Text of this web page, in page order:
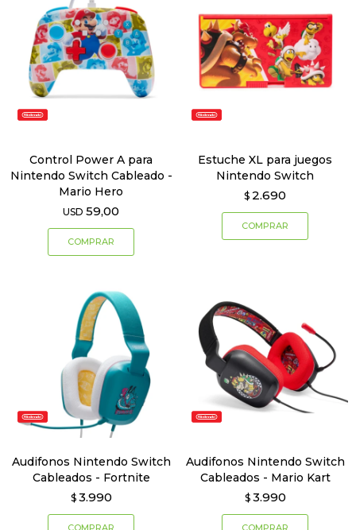
Control Power A para
Nintendo Switch Cableado -
Mario Hero
USD 59,00
Estuche XL para juegos
Nintendo Switch
$ 2.690
Audifonos Nintendo Switch
Cableados - Fortnite
$ 3.990
Audifonos Nintendo Switch
Cableados - Mario Kart
$ 3.990